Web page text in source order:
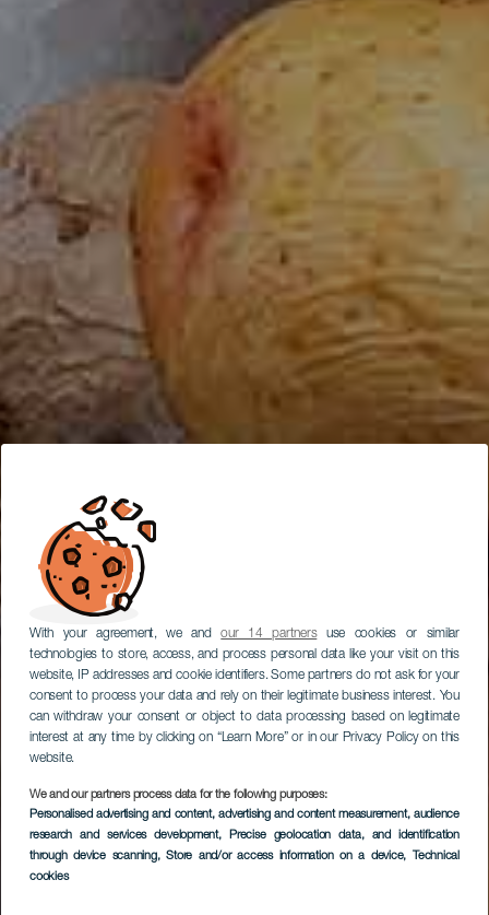
With your agreement, we andour 14 partnersuse cookies or similar
technologies to store, access, and process personal data like your visit on this
website, IP addresses and cookie identifiers. Some partners do not ask for your
consent to process your data and rely on their legitimate business interest. You
can withdraw your consent or object to data processing based on legitimate
interest at any time by clicking on “Learn More” or in our Privacy Policy on this
website.
We and our partners process data for the following purposes:
Personalised advertising and content, advertising and content measurement, audience
research and services development, Precise geolocation data, and identification
through device scanning, Store and/or access information on a device, Technical
cookies